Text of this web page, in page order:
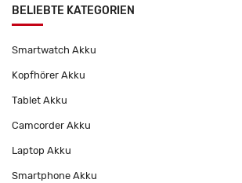
BELIEBTE KATEGORIEN
Smartwatch Akku
Kopfhörer Akku
Tablet Akku
Camcorder Akku
Laptop Akku
Smartphone Akku